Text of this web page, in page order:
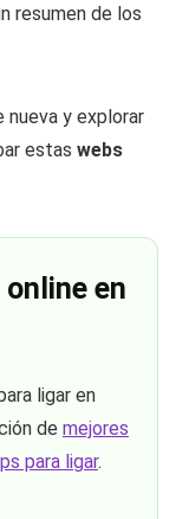
resumen de los
y explorar
estas webs
en
ligar en
de mejores
para ligar.